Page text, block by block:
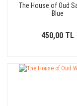
The House of Oud
Blue
450,00 TL